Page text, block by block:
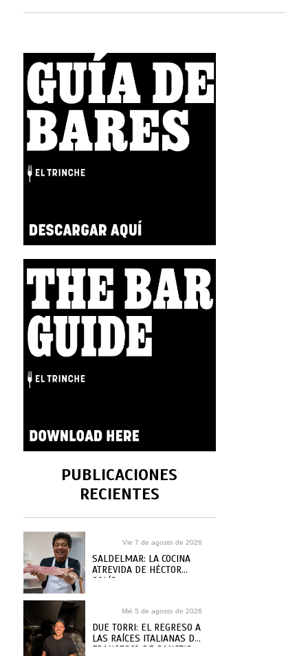
PUBLICACIONES
RECIENTES
Vie 7 de agosto de 2026
SALDELMAR: LA COCINA
ATREVIDA DE HÉCTOR
SOLÍS
Mié 5 de agosto de 2026
DUE TORRI: EL REGRESO A
LAS RAÍCES ITALIANAS DE
FRANCESCO DE SANCTIS